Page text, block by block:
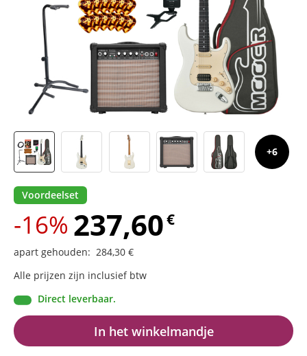
6
Voordeelset
-16% 237,60€
apart gehouden: 284,30 €
Alle prijzen zijn inclusief btw
Direct leverbaar.
In het winkelmandje